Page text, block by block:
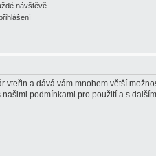
návštěvě
vteřin a dává vám mnohem větší
podmínkami pro použití a s